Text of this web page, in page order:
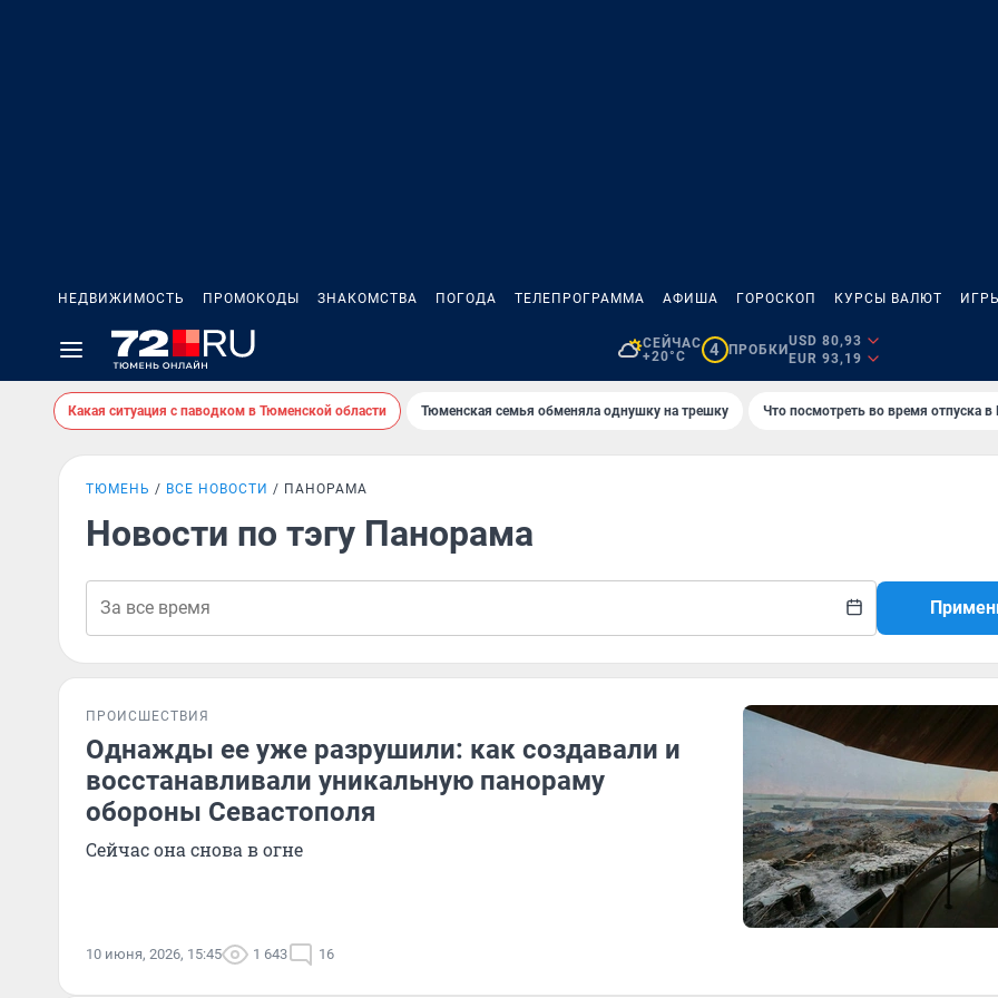
НЕДВИЖИМОСТЬ ПРОМОКОДЫ ЗНАКОМСТВА ПОГОДА ТЕЛЕПРОГРАММА АФИША ГОРОСКОП КУРСЫ ВАЛЮТ
СЕЙЧАС
+20°C
4 ПРОБКИ
USD 80,93
EUR 93,19
Какая ситуация с паводком в Тюменской области Тюменская семья обменяла однушку на трешку Что посмотреть во время отпуска в
ТЮМЕНЬ ВСЕ НОВОСТИ ПАНОРАМА
Новости по тэгу Панорама
ПРОИСШЕСТВИЯ
Однажды ее уже разрушили: как создавали и
восстанавливали уникальную панораму
обороны Севастополя
Сейчас она снова в огне
10 июня, 2026, 15:45 1 643 16